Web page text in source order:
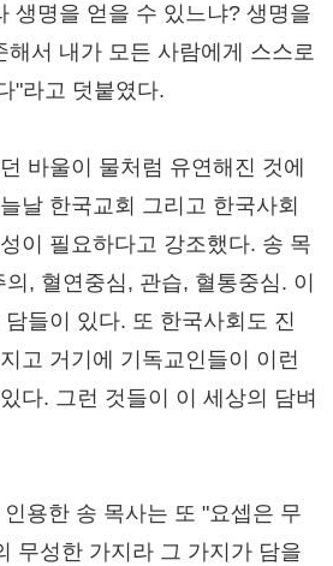
생명을 얻을 수 있느냐? 생명을
해서 내가 모든 사람에게 스스로
"라고 덧붙였다.
바울이 물처럼 유연해진 것에
날 한국교회 그리고 한국사회
이 필요하다고 강조했다. 송 목
, 혈연중심, 관습, 혈통중심. 이
들이 있다. 또 한국사회도 진
고 거기에 기독교인들이 이런
다. 그런 것들이 이 세상의 담벼
용한 송 목사는 또 "요셉은 무
무성한 가지라 그 가지가 담을